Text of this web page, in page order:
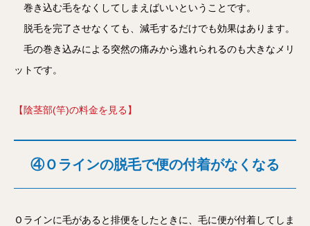
巻き込む毛をなくしてしまえばいいということです。
脱毛を完了させなくても、減毛するだけでも効果はあります。
毛の巻き込みによる突然の痛みから逃れられるのも大きなメリ
ットです。
【陰茎部(竿)の料金を見る】
④Ｏラインの脱毛で便の付着がなくなる
Ｏラインに毛があると排便をしたときに、毛に便が付着してしま